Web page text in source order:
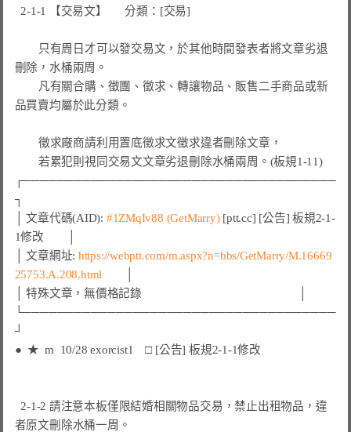
刪除，水桶兩周。
品買賣均屬於此分類。
┌─────────────────────────────────────
┐
│ 文章代碼(AID): #1ZMqIv88 (GetMarry) [ptt.cc] [公告] 板規2-1-
1修改        │
│ 文章網址: https://webptt.com/m.aspx?n=bbs/GetMarry/M.16669
25753.A.208.html
│ 特殊文章，無價格記錄                                                     │
└─────────────────────────────────────
●  ★  m  10/28 exorcist1    □ [公告] 板規2-1-1修改
者原文刪除水桶一周。